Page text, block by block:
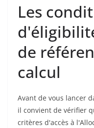
Les
de
calcul
Avant de vous lancer
il convient de vérifier
critères d'accès à